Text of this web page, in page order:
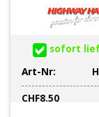
sofort
Art-Nr:
CHF8.50